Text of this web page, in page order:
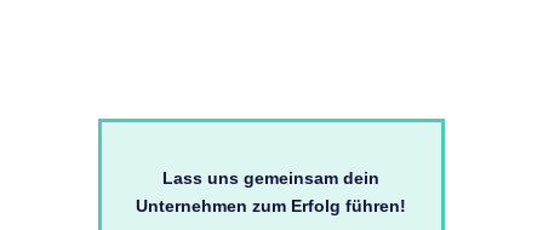
Lass uns gemeinsam dein
Unternehmen zum Erfolg führen!